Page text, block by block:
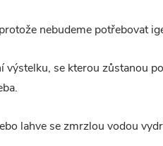
nebudeme potřebovat
se kterou zůstanou
lahve se zmrzlou vodou